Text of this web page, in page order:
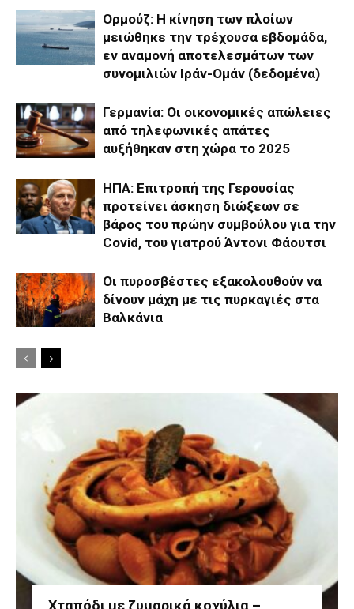
Ορμούζ: Η κίνηση των πλοίων
μειώθηκε την τρέχουσα εβδομάδα,
εν αναμονή αποτελεσμάτων των
συνομιλιών Ιράν-Ομάν (δεδομένα)
Γερμανία: Οι οικονομικές απώλειες
από τηλεφωνικές απάτες
αυξήθηκαν στη χώρα το 2025
ΗΠΑ: Επιτροπή της Γερουσίας
προτείνει άσκηση διώξεων σε
βάρος του πρώην συμβούλου για την
Covid, του γιατρού Άντονι Φάουτσι
Οι πυροσβέστες εξακολουθούν να
δίνουν μάχη με τις πυρκαγιές στα
Βαλκάνια
Χταπόδι με ζυμαρικά κοχύλια –